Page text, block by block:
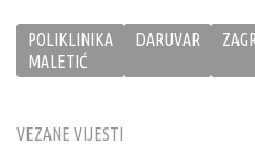
VEZANE VIJESTI
POLIKLINIKA
MALETIĆ
DARUVAR